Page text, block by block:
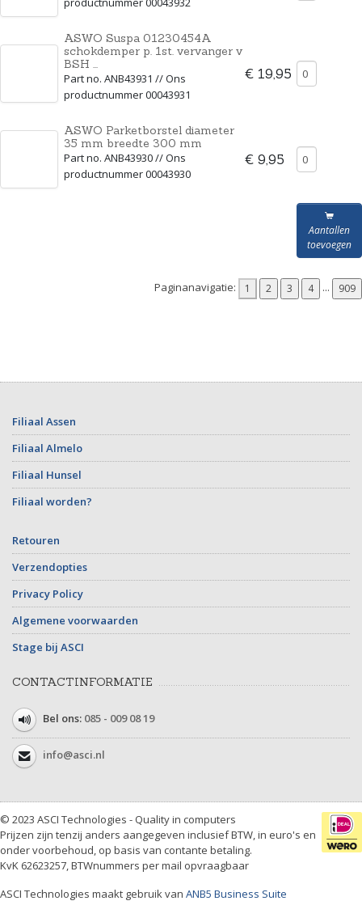
ASWO Suspa 01230454A
schokdemper p. 1st. vervanger v
BSH ...
Part no. ANB43931 // Ons
productnummer 00043931
€ 19,95
ASWO Parketborstel diameter
35 mm breedte 300 mm
Part no. ANB43930 // Ons
productnummer 00043930
€ 9,95
Aantallen
toevoegen
Paginanavigatie:
Filiaal Assen
Filiaal Almelo
Filiaal Hunsel
Filiaal worden?
Retouren
Verzendopties
Privacy Policy
Algemene voorwaarden
Stage bij ASCI
CONTACTINFORMATIE
Bel ons: 085 - 009 08 19
info@asci.nl
© 2023 ASCI Technologies - Quality in computers
Prijzen zijn tenzij anders aangegeven inclusief BTW, in euro's en
onder voorbehoud, op basis van contante betaling.
KvK 62623257, BTWnummers per mail opvraagbaar
ASCI Technologies maakt gebruik van ANB5 Business Suite